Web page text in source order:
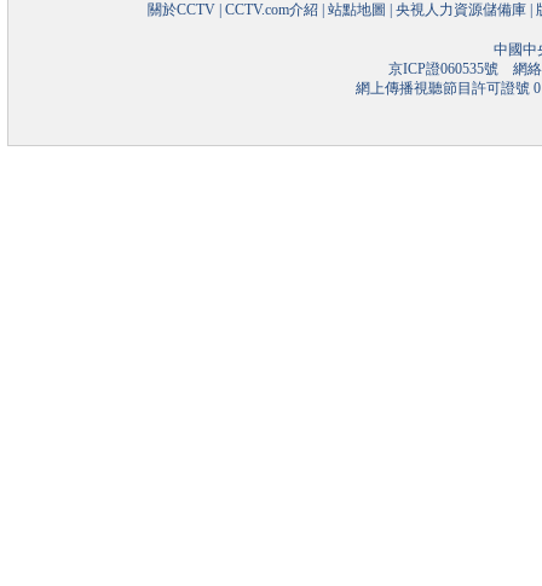
關於CCTV CCTV.com介紹 站點地圖 央視人力資源儲備庫
中國中
京ICP證060535號網絡
網上傳播視聽節目許可證號